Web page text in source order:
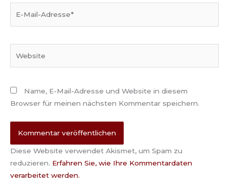
Name, E-Mail-Adresse und Website in diesem
Browser für meinen nächsten Kommentar speichern.
Diese Website verwendet Akismet, um Spam zu
reduzieren. Erfahren Sie, wie Ihre Kommentardaten
verarbeitet werden.